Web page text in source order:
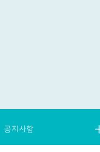
공지사항